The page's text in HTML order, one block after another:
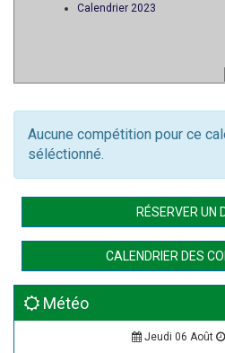
Calendrier 2023
Aucune compétition pour ce
séléctionné.
RÉSERVER UN
CALENDRIER DES
Météo
Jeudi 06 Août